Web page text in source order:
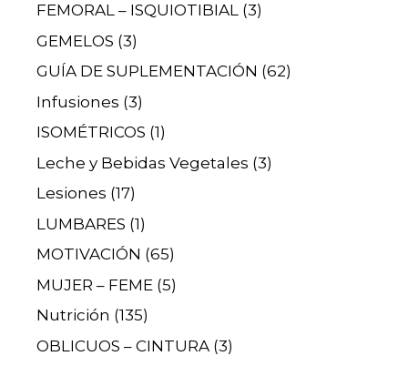
FEMORAL – ISQUIOTIBIAL (3)
GEMELOS (3)
GUÍA DE SUPLEMENTACIÓN (62)
Infusiones (3)
ISOMÉTRICOS (1)
Leche y Bebidas Vegetales (3)
Lesiones (17)
LUMBARES (1)
MOTIVACIÓN (65)
MUJER – FEME (5)
Nutrición (135)
OBLICUOS – CINTURA (3)